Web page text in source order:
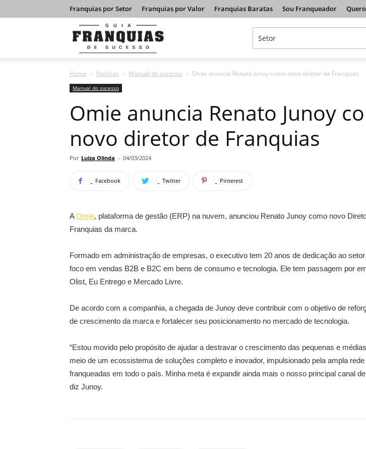
Franquias por Setor Franquias por Valor Franquias Baratas Sou Franqueador
Franquias
Home Notícias Manual do sucesso Omie anuncia Renato Junoy como novo diretor de Franquias
Manual do sucesso
Omie anuncia Renato Junoy
novo diretor de Franquias
Por Luiza Olinda - 04/03/2024
Facebook Twitter Pinterest
AOmie, plataforma de gestão (ERP) na nuvem, anunciou Renato Junoy como novo
Franquias da marca.
Formado em administração de empresas, o executivo tem 20 anos de dedicação ao
foco em vendas B2B e B2C em bens de consumo e tecnologia. Ele tem passagem por
Olist, Eu Entrego e Mercado Livre.
De acordo com a companhia, a chegada de Junoy deve contribuir com o objetivo de
de crescimento da marca e fortalecer seu posicionamento no mercado de tecnologia.
“Estou movido pelo propósito de ajudar a destravar o crescimento das pequenas e
meio de um ecossistema de soluções completo e inovador, impulsionado pela ampla rede
franqueadas em todo o país. Minha meta é expandir ainda mais o nosso principal canal de
diz Junoy.